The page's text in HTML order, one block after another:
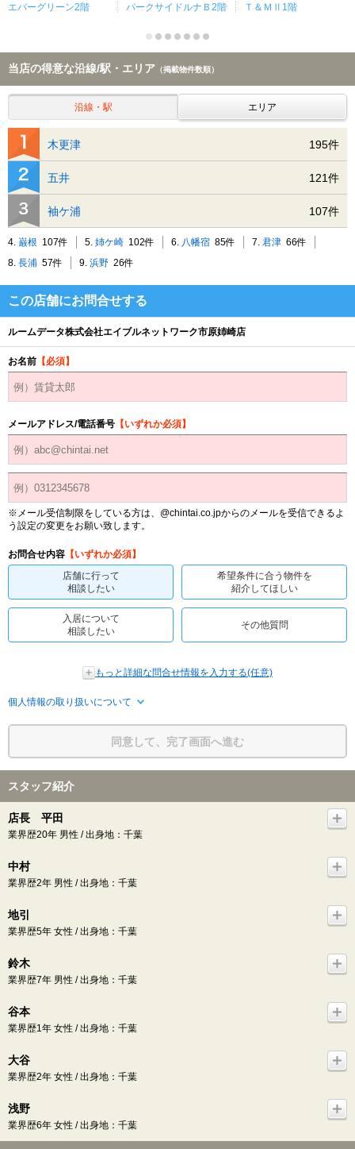
エバーグリーン2階 パークサイドルナＢ2階 Ｔ＆ＭⅡ1階
当店の得意な沿線/駅・エリア （掲載物件数順）
沿線・駅 エリア
木更津 195件
五井 121件
袖ケ浦 107件
4. 巌根 107件 5. 姉ケ崎 102件 6. 八幡宿 85件 7. 君津 66件
8. 長浦 57件 9. 浜野 26件
この店舗にお問合せする
ルームデータ株式会社エイブルネットワーク市原姉崎店
お名前 【必須】
メールアドレス/電話番号 【いずれか必須】
※メール受信制限をしている方は、@chintai.co.jpからのメールを受信できるよ
う設定の変更をお願い致します。
お問合せ内容 【いずれか必須】
店舗に行って
相談したい
希望条件に合う物件を
紹介してほしい
入居について
相談したい
その他質問
もっと詳細な問合せ情報を入力する(任意)
個人情報の取り扱いについて
同意して、完了画面へ進む
スタッフ紹介
店長 平田
業界歴20年 男性 / 出身地：千葉
中村
業界歴2年 男性 / 出身地：千葉
地引
業界歴5年 女性 / 出身地：千葉
鈴木
業界歴7年 男性 / 出身地：千葉
谷本
業界歴1年 女性 / 出身地：千葉
大谷
業界歴2年 女性 / 出身地：千葉
浅野
業界歴6年 女性 / 出身地：千葉